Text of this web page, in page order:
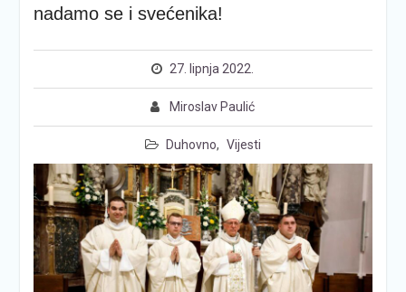
nadamo se i svećenika!
27. lipnja 2022.
Miroslav Paulić
Duhovno, Vijesti